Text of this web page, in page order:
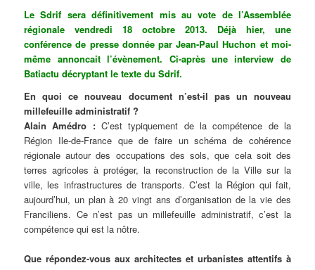
Le Sdrif sera définitivement mis au vote de l’Assemblée
régionale vendredi 18 octobre 2013. Déjà hier, une
conférence de presse donnée par Jean-Paul Huchon et moi-
même annoncait l’évènement. Ci-après une interview de
Batiactu décryptant le texte du Sdrif.
En quoi ce nouveau document n’est-il pas un nouveau
millefeuille administratif ?
Alain Amédro :C’est typiquement de la compétence de la
Région Ile-de-France que de faire un schéma de cohérence
régionale autour des occupations des sols, que cela soit des
terres agricoles à protéger, la reconstruction de la Ville sur la
ville, les infrastructures de transports. C’est la Région qui fait,
aujourd’hui, un plan à 20 vingt ans d’organisation de la vie des
Franciliens. Ce n’est pas un millefeuille administratif, c’est la
compétence qui est la nôtre.
Que répondez-vous aux architectes et urbanistes attentifs à